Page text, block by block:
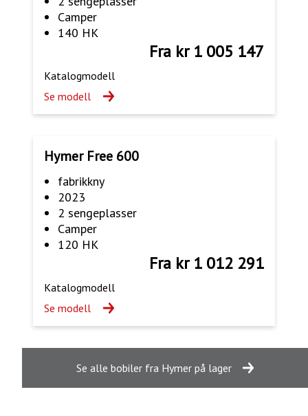
Camper
140 HK
Fra kr 1 005 147
Katalogmodell
Se modell
Hymer Free 600
fabrikkny
2023
2 sengeplasser
Camper
120 HK
Fra kr 1 012 291
Katalogmodell
Se modell
Se alle bobiler fra Hymer på lager